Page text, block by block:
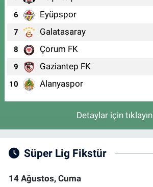
6 Eyüpspor
7 Galatasaray
8 Çorum FK
9 Gaziantep FK
10 Alanyaspor
Detaylar için tıklayın
Süper Lig Fikstür
14 Ağustos, Cuma